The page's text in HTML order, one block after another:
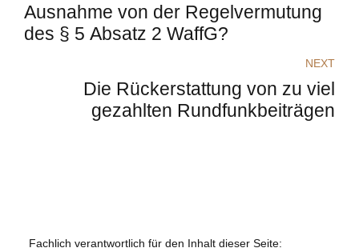
Ausnahme von der Regelvermutung
des § 5 Absatz 2 WaffG?
NEXT
Die Rückerstattung von zu viel
gezahlten Rundfunkbeiträgen
Fachlich verantwortlich für den Inhalt dieser Seite: